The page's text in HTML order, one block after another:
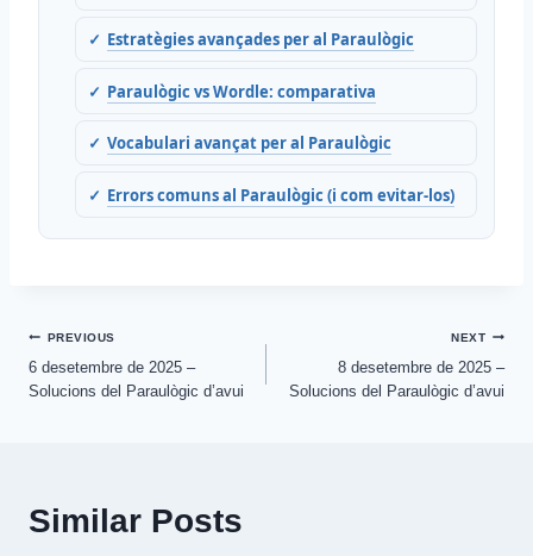
Estratègies avançades per al Paraulògic
Paraulògic vs Wordle: comparativa
Vocabulari avançat per al Paraulògic
Errors comuns al Paraulògic (i com evitar-los)
Post
navigation
PREVIOUS
6 desetembre de 2025 –
Solucions del Paraulògic d’avui
NEXT
8 desetembre de 2025 –
Solucions del Paraulògic d’avui
Similar Posts